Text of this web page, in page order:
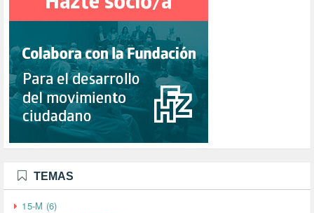
TEMAS
15-M (6)